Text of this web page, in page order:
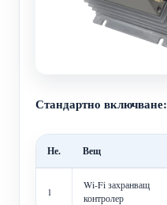
Стандартно включване:
Не. Вещ
1
Wi-Fi захранващ
контролер